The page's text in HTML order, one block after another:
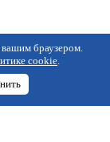
браузером.
cookie.